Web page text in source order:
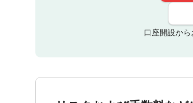
口座開設か